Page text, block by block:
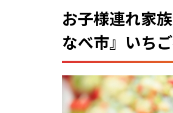
れ家
お友
プル
で楽
お子様連れ家
なべ市』いち